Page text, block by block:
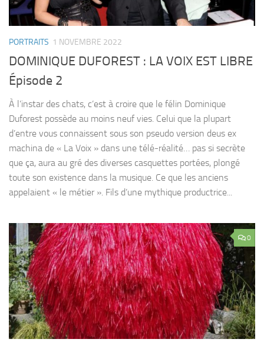
PORTRAITS 1 NOVEMBRE 2022
DOMINIQUE DUFOREST : LA VOIX EST LIBRE
Épisode 2
À l’instar des chats, c’est à croire que le félin Dominique
Duforest possède au moins neuf vies. Celui que la plupart
d’entre vous connaissent sous son pseudo version deus ex
machina de « La Voix » dans une télé-réalité… pas si secrète
que ça, aura au gré des diverses casquettes portées, plongé
toute son existence dans la musique. Ce que les anciens
appelaient « le métier ». Fils d’une mythique productrice...
0